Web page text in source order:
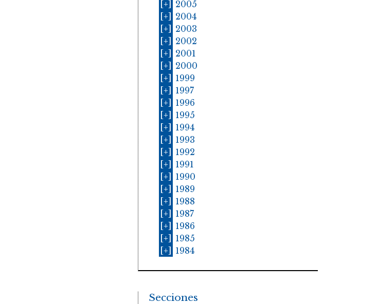
[+] 2005
[+] 2004
[+] 2003
[+] 2002
[+] 2001
[+] 2000
[+] 1999
[+] 1997
[+] 1996
[+] 1995
[+] 1994
[+] 1993
[+] 1992
[+] 1991
[+] 1990
[+] 1989
[+] 1988
[+] 1987
[+] 1986
[+] 1985
[+] 1984
Secciones